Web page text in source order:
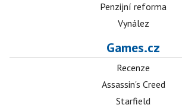
Penzijní reforma
Vynález
Games.cz
Recenze
Assassin's Creed
Starfield